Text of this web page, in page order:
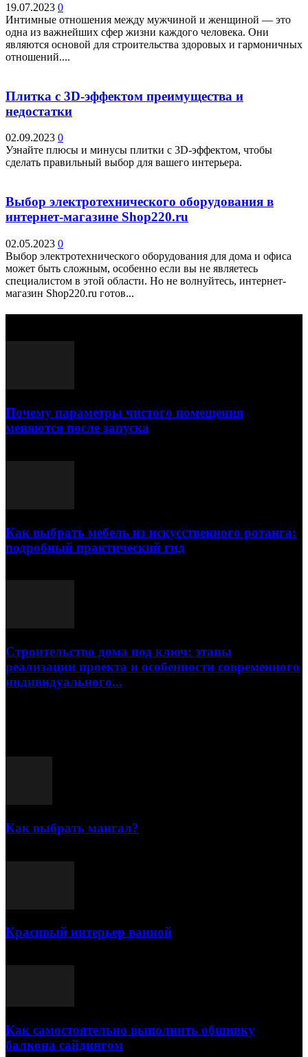
19.07.2023 0
Интимные отношения между мужчиной и женщиной — это
одна из важнейших сфер жизни каждого человека. Они
являются основой для строительства здоровых и гармоничных
отношений....
Плитка с 3D-эффектом преимущества и
недостатки
02.09.2023 0
Узнайте плюсы и минусы плитки с 3D-эффектом, чтобы
сделать правильный выбор для вашего интерьера.
Выбор электротехнического оборудования в
интернет-магазине Shop220.ru
02.05.2023 0
Выбор электротехнического оборудования для дома и офиса
может быть сложным, особенно если вы не являетесь
специалистом в этой области. Но не волнуйтесь, интернет-
магазин Shop220.ru готов...
Почему параметры чистого помещения
меняются после запуска
Как выбрать мебель из искусственного ротанга:
подробный практический гид
Строительство дома под ключ: этапы
реализации проекта и особенности современного
индивидуального...
Как выбрать мангал?
Красивый интерьер ванной
Как самостоятельно выполнить обшивку
балкона сайдингом